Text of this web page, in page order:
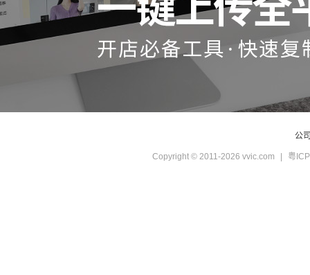
公
Copyright © 2011-2026 vvic.com 粤